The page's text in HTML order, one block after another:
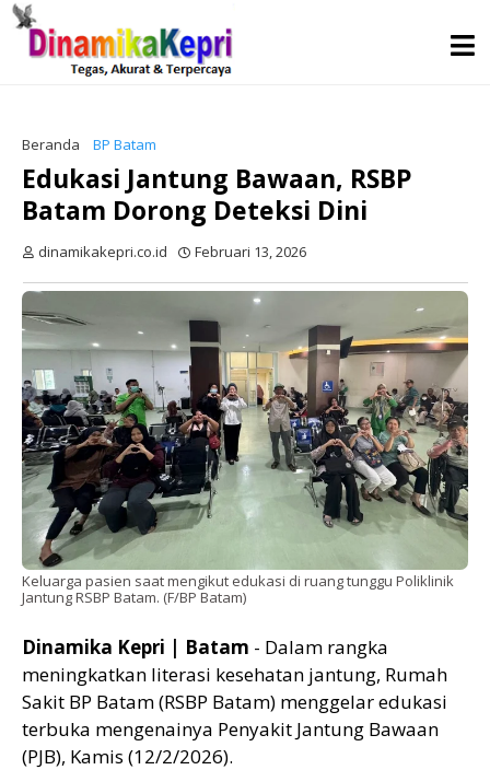
Beranda BP Batam
Edukasi Jantung Bawaan, RSBP
Batam Dorong Deteksi Dini
dinamikakepri.co.id Februari 13, 2026
Keluarga pasien saat mengikut edukasi di ruang tunggu Poliklinik
Jantung RSBP Batam. (F/BP Batam)
Dinamika Kepri | Batam - Dalam rangka
meningkatkan literasi kesehatan jantung, Rumah
Sakit BP Batam (RSBP Batam) menggelar edukasi
terbuka mengenainya Penyakit Jantung Bawaan
(PJB), Kamis (12/2/2026).